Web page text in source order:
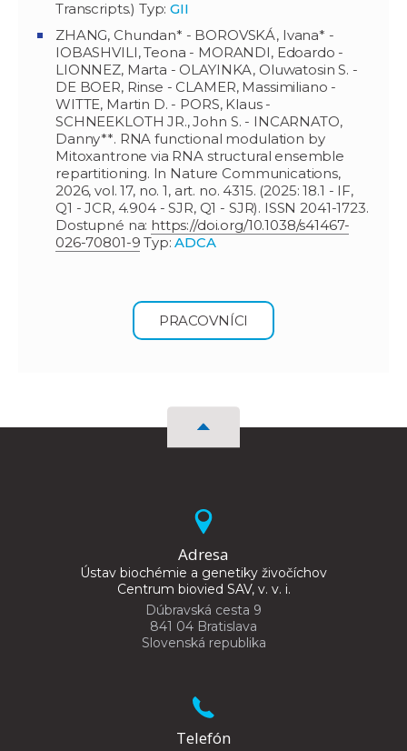
Transcripts.) Typ:GII
ZHANG, Chundan* - BOROVSKÁ, Ivana* -
IOBASHVILI, Teona - MORANDI, Edoardo -
LIONNEZ, Marta - OLAYINKA, Oluwatosin S. -
DE BOER, Rinse - CLAMER, Massimiliano -
WITTE, Martin D. - PORS, Klaus -
SCHNEEKLOTH JR., John S. - INCARNATO,
Danny**. RNA functional modulation by
Mitoxantrone via RNA structural ensemble
repartitioning. In Nature Communications,
2026, vol. 17, no. 1, art. no. 4315. (2025: 18.1 - IF,
Q1 - JCR, 4.904 - SJR, Q1 - SJR). ISSN 2041-1723.
Dostupné na: https://doi.org/10.1038/s41467-
026-70801-9 Typ:ADCA
PRACOVNÍCI
Adresa
Ústav biochémie a genetiky živočíchov
Centrum biovied SAV, v. v. i.
Dúbravská cesta 9
841 04 Bratislava
Slovenská republika
Telefón